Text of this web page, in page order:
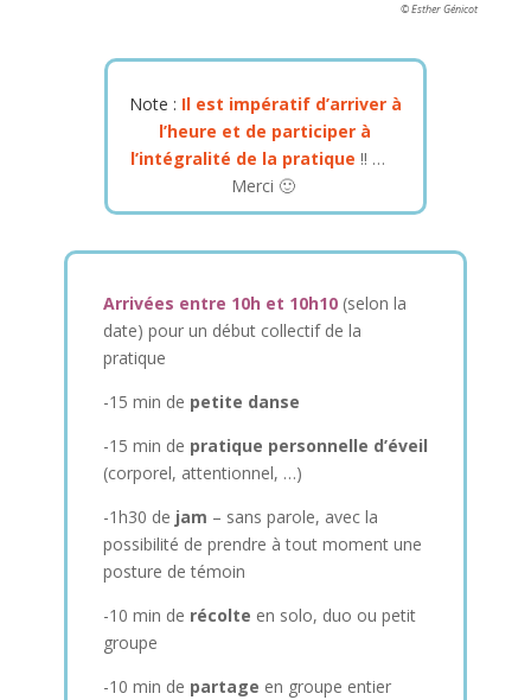
© Esther Génicot
Note : Il est impératif d’arriver à
l’heure et de participer à
l’intégralité de la pratique !! …
Merci 🙂
Arrivées entre 10h et 10h10 (selon la
date) pour un début collectif de la
pratique
-15 min de petite danse
-15 min de pratique personnelle d’éveil
(corporel, attentionnel, …)
-1h30 de jam – sans parole, avec la
possibilité de prendre à tout moment une
posture de témoin
-10 min de récolte en solo, duo ou petit
groupe
-10 min de partage en groupe entier